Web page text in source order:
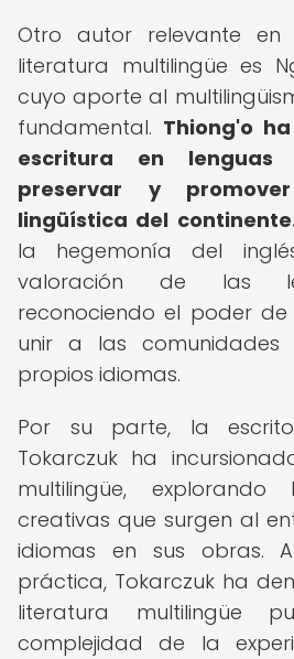
Otro autor relevante
literatura multilingüe es
cuyo aporte al
fundamental. Thiong'o
escritura en lenguas
preservar y
lingüística del
la hegemonía del
valoración de las
reconociendo el poder
unir a las
propios idiomas.
Por su parte, la
Tokarczuk ha
multilingüe, explorando
creativas que surgen al
idiomas en sus obras.
práctica, Tokarczuk ha
literatura multilingüe
complejidad de la